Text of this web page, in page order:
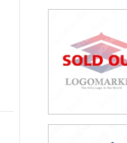
49,800円
(税込54,780円)